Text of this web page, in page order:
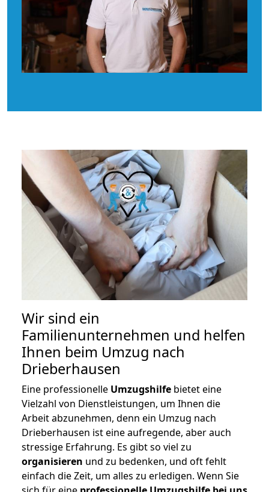
Wir sind ein
Familienunternehmen und helfen
Ihnen beim Umzug nach
Drieberhausen
Eine professionelle Umzugshilfe bietet eine
Vielzahl von Dienstleistungen, um Ihnen die
Arbeit abzunehmen, denn ein Umzug nach
Drieberhausen ist eine aufregende, aber auch
stressige Erfahrung. Es gibt so viel zu
organisieren und zu bedenken, und oft fehlt
einfach die Zeit, um alles zu erledigen. Wenn Sie